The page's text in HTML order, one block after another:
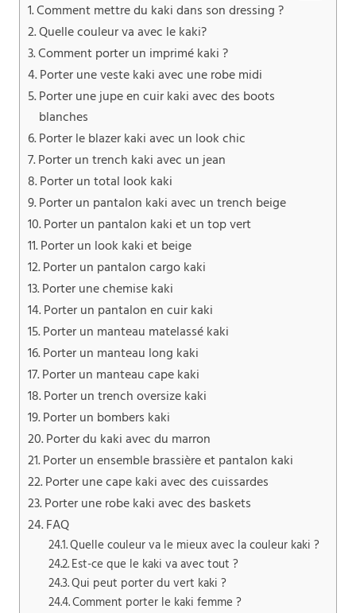
Comment mettre du kaki dans son dressing ?
Quelle couleur va avec le kaki?
Comment porter un imprimé kaki ?
Porter une veste kaki avec une robe midi
Porter une jupe en cuir kaki avec des boots
blanches
Porter le blazer kaki avec un look chic
Porter un trench kaki avec un jean
Porter un total look kaki
Porter un pantalon kaki avec un trench beige
Porter un pantalon kaki et un top vert
Porter un look kaki et beige
Porter un pantalon cargo kaki
Porter une chemise kaki
Porter un pantalon en cuir kaki
Porter un manteau matelassé kaki
Porter un manteau long kaki
Porter un manteau cape kaki
Porter un trench oversize kaki
Porter un bombers kaki
Porter du kaki avec du marron
Porter un ensemble brassière et pantalon kaki
Porter une cape kaki avec des cuissardes
Porter une robe kaki avec des baskets
FAQ
Quelle couleur va le mieux avec la couleur kaki ?
Est-ce que le kaki va avec tout ?
Qui peut porter du vert kaki ?
Comment porter le kaki femme ?